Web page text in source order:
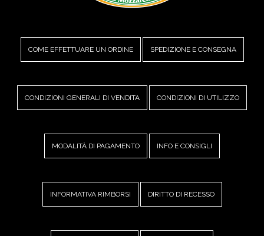
COME EFFETTUARE UN ORDINE SPEDIZIONE E CONSEGNA
CONDIZIONI GENERALI DI VENDITA CONDIZIONI DI UTILIZZO
MODALITÀ DI PAGAMENTO INFO E CONSIGLI
INFORMATIVA RIMBORSI DIRITTO DI RECESSO